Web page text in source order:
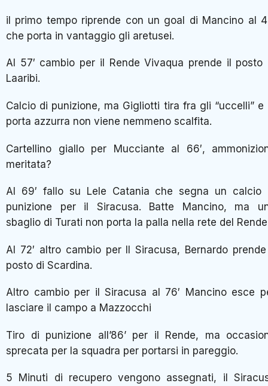
il primo tempo riprende con un goal di Mancino al
che porta in vantaggio gli aretusei.
Al 57′ cambio per il Rende Vivaqua prende il posto
Laaribi.
Calcio di punizione, ma Gigliotti tira fra gli “uccelli” e
porta azzurra non viene nemmeno scalfita.
Cartellino giallo per Mucciante al 66′,
meritata?
Al 69′ fallo su Lele Catania che segna un calcio
punizione per il Siracusa. Batte Mancino, ma
sbaglio di Turati non porta la palla nella rete del
Al 72′ altro cambio per Il Siracusa, Bernardo
posto di Scardina.
Altro cambio per il Siracusa al 76′ Mancino esce
lasciare il campo a Mazzocchi
Tiro di punizione all’86’ per il Rende, ma
sprecata per la squadra per portarsi in pareggio.
5 Minuti di recupero vengono assegnati, il